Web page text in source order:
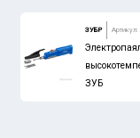
King Tony
Тула Маш
ЗУБР Артикул:
ЗУБ